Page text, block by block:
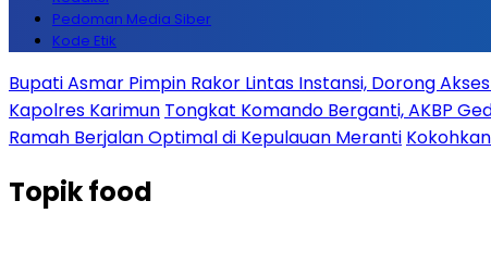
Pedoman Media Siber
Kode Etik
Bupati Asmar Pimpin Rakor Lintas Instansi, Dorong
Kapolres Karimun Tongkat Komando Berganti, AKBP
Ramah Berjalan Optimal di Kepulauan Meranti
Topikfood